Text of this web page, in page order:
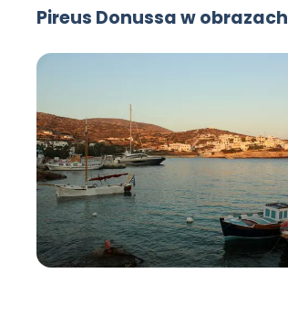
Pireus Donussa w obrazach